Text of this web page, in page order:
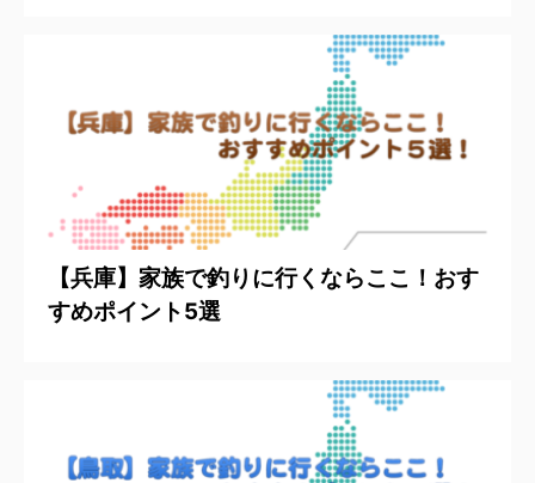
【兵庫】家族で釣りに行くならここ！おす
すめポイント5選